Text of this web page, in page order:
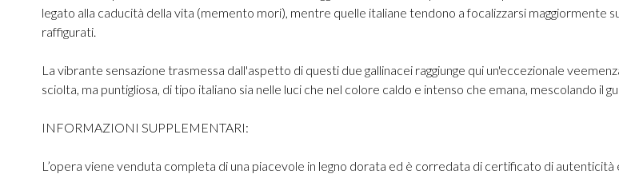
legato alla caducità della vita (memento mori), mentre quelle italiane tendono a focalizzarsi maggiormente
raffigurati.
La vibrante sensazione trasmessa dall'aspetto di questi due gallinacei raggiunge qui un'eccezionale
sciolta, ma puntigliosa, di tipo italiano sia nelle luci che nel colore caldo e intenso che emana, mescolando il
INFORMAZIONI SUPPLEMENTARI:
L’opera viene venduta completa di una piacevole in legno dorata ed è corredata di certificato di